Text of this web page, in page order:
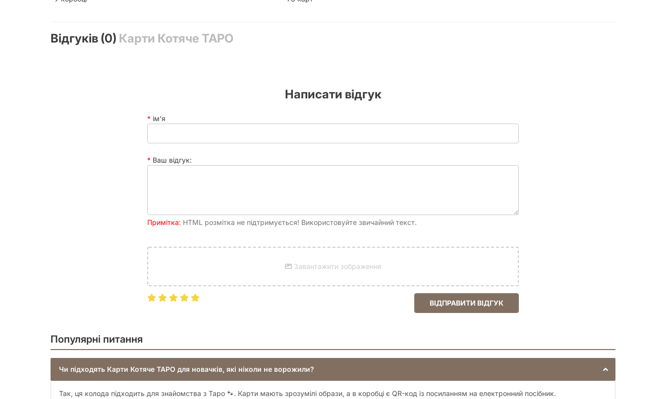
Відгуків (0) Карти Котяче ТАРО
Написати відгук
ім'я
Ваш відгук:
Примітка: HTML розмітка не підтримується! Використовуйте звичайний текст.
Завантажити зображення
ВІДПРАВИТИ ВІДГУК
Популярні питання
Чи підходять Карти Котяче ТАРО для новачків, які ніколи не ворожили?
Так, ця колода підходить для знайомства з Таро 🐾. Карти мають зрозумілі образи, а в коробці є QR-код із посиланням на електронний посібник.